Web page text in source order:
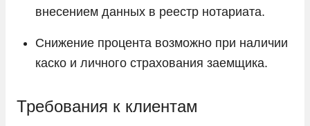
внесением данных в реестр нотариата.
Снижение процента возможно при наличии
каско и личного страхования заемщика.
Требования к клиентам